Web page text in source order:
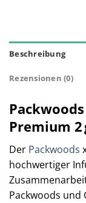
Beschreibung
Rezensionen (0)
Premium 2
Der Packwoods
hochwertiger
Packwoods und